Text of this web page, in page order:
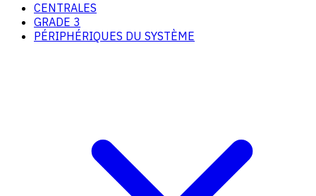
CENTRALES
GRADE 3
PÉRIPHÉRIQUES DU SYSTÈME